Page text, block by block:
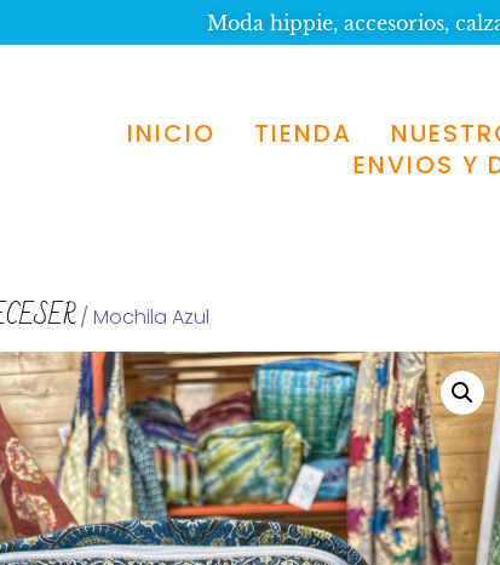
Moda hippie, accesorios,
INICIO TIENDA
ENVIOS Y
/ Mochila Azul